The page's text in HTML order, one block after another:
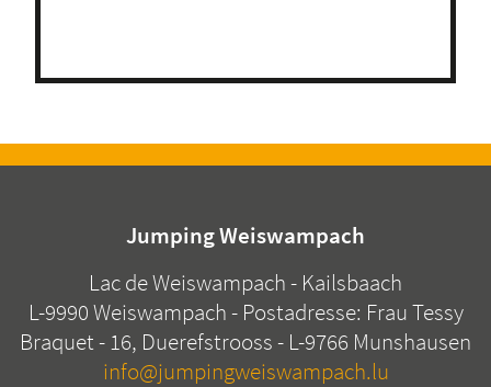
Jumping Weiswampach
Lac de Weiswampach - Kailsbaach
L-9990 Weiswampach - Postadresse: Frau Tessy
Braquet - 16, Duerefstrooss - L-9766 Munshausen
info@jumpingweiswampach.lu